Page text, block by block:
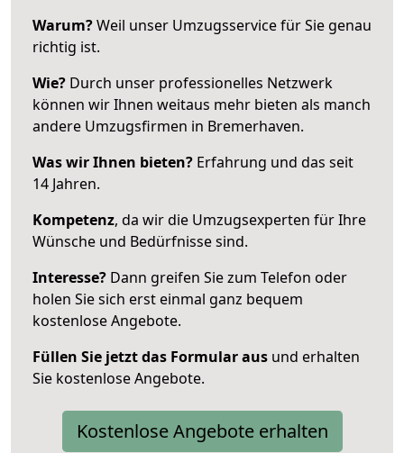
Warum?Weil unser Umzugsservice für Sie genau
richtig ist.
Wie? Durch unser professionelles Netzwerk
können wir Ihnen weitaus mehr bieten als manch
andere Umzugsfirmen in Bremerhaven.
Was wir Ihnen bieten? Erfahrung und das seit
14 Jahren.
Kompetenz, da wir die Umzugsexperten für Ihre
Wünsche und Bedürfnisse sind.
Interesse? Dann greifen Sie zum Telefon oder
holen Sie sich erst einmal ganz bequem
kostenlose Angebote.
Füllen Sie jetzt das Formular aus und erhalten
Sie kostenlose Angebote.
Kostenlose Angebote erhalten